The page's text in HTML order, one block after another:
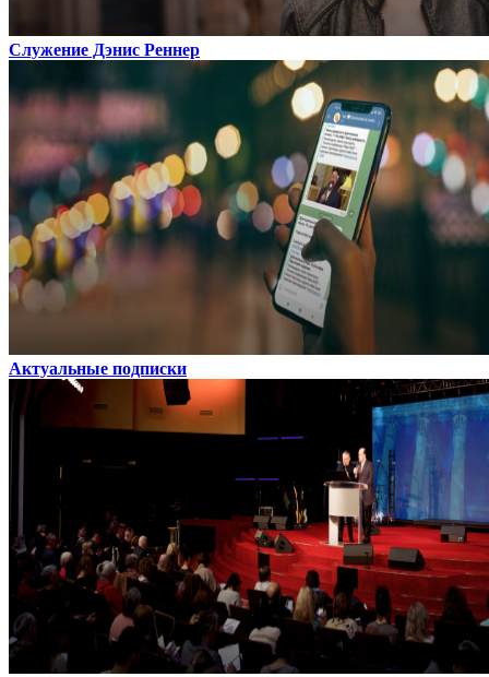
Служение Дэнис Реннер
Актуальные подписки